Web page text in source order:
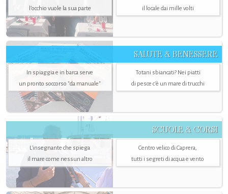
l’occhio vuole la sua parte
il locale dai mille volti
SALUTE & BENESSERE
In spiaggia e in barca serve
un pronto soccorso "da manuale"
Totani sbiancati? Nei piatti
di pesce c'è un mare di trucchi
SCUOLE & CORSI
L'insegnante che spiega
il mare come nessun altro
Centro velico di Caprera,
tutti i segreti di acqua e vento